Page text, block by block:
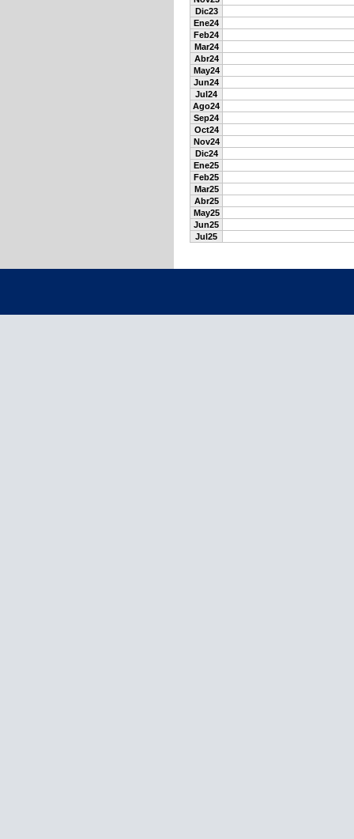
Dic23
Ene24
Feb24
Mar24
Abr24
May24
Jun24
Jul24
Ago24
Sep24
Oct24
Nov24
Dic24
Ene25
Feb25
Mar25
Abr25
May25
Jun25
Jul25